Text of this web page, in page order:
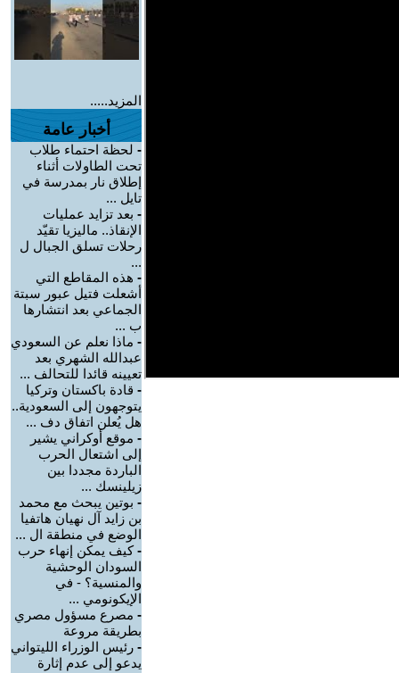
المزيد.....
أخبار عامة
- لحظة احتماء طلاب
تحت الطاولات أثناء
إطلاق نار بمدرسة في
تايل ...
- بعد تزايد عمليات
الإنقاذ.. ماليزيا تقيّد
رحلات تسلق الجبال ل
...
- هذه المقاطع التي
أشعلت فتيل عبور سبتة
الجماعي بعد انتشارها
ب ...
- ماذا نعلم عن السعودي
عبدالله الشهري بعد
تعيينه قائدا للتحالف ...
- قادة باكستان وتركيا
يتوجهون إلى السعودية..
هل يُعلن اتفاق دف ...
- موقع أوكراني يشير
إلى اشتعال الحرب
الباردة مجددا بين
زيلينسك ...
- بوتين يبحث مع محمد
بن زايد آل نهيان هاتفيا
الوضع في منطقة ال ...
-كيف يمكن إنهاء حرب
السودان الوحشية
والمنسية؟ - في
الإيكونومي ...
- مصرع مسؤول مصري
بطريقة مروعة
- رئيس الوزراء الليتواني
يدعو إلى عدم إثارة